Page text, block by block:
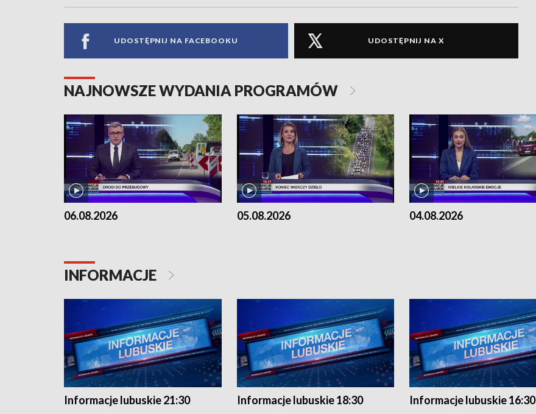
UDOSTĘPNIJ NA FACEBOOKU UDOSTĘPNIJ NA X
NAJNOWSZE WYDANIA PROGRAMÓW
06.08.2026 05.08.2026 04.08.2026
INFORMACJE
Informacje lubuskie 21:30 Informacje lubuskie 18:30 Informacje lubuskie 16:30